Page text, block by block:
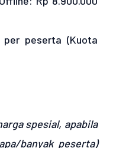
per peserta (Kuota
spesial, apabila
banyak peserta)